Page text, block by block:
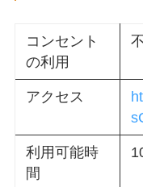
コンセント
の利用
アクセス
利用可能時
間